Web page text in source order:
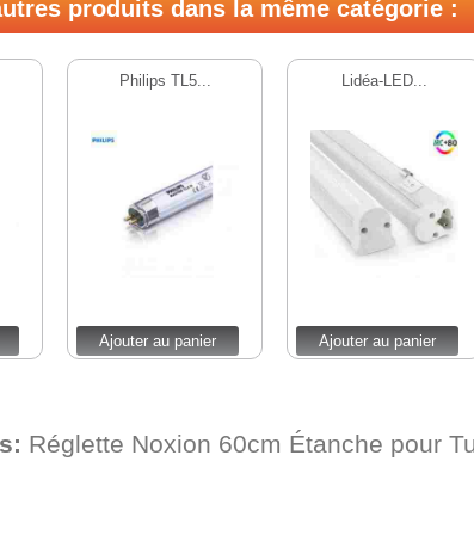
produits dans la même catégorie :
Philips TL5...
Ajouter au panier
Lidéa-LED...
Ajouter au panier
Réglette Noxion 60cm Étanche pour